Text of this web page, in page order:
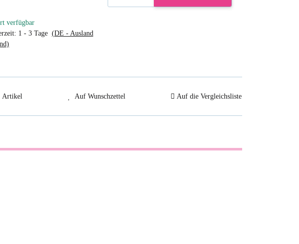
verfügbar
1 - 3 Tage (DE - Ausland
Artikel Auf Wunschzettel Auf die Vergleichsliste